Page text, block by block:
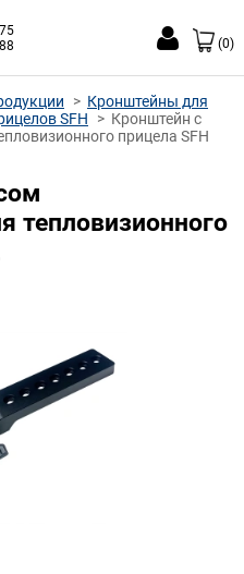
(0)
Кронштейны для
SFH
Кронштейн с
прицела SFH
тепловизионного